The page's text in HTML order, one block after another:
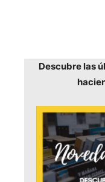
Descubre las